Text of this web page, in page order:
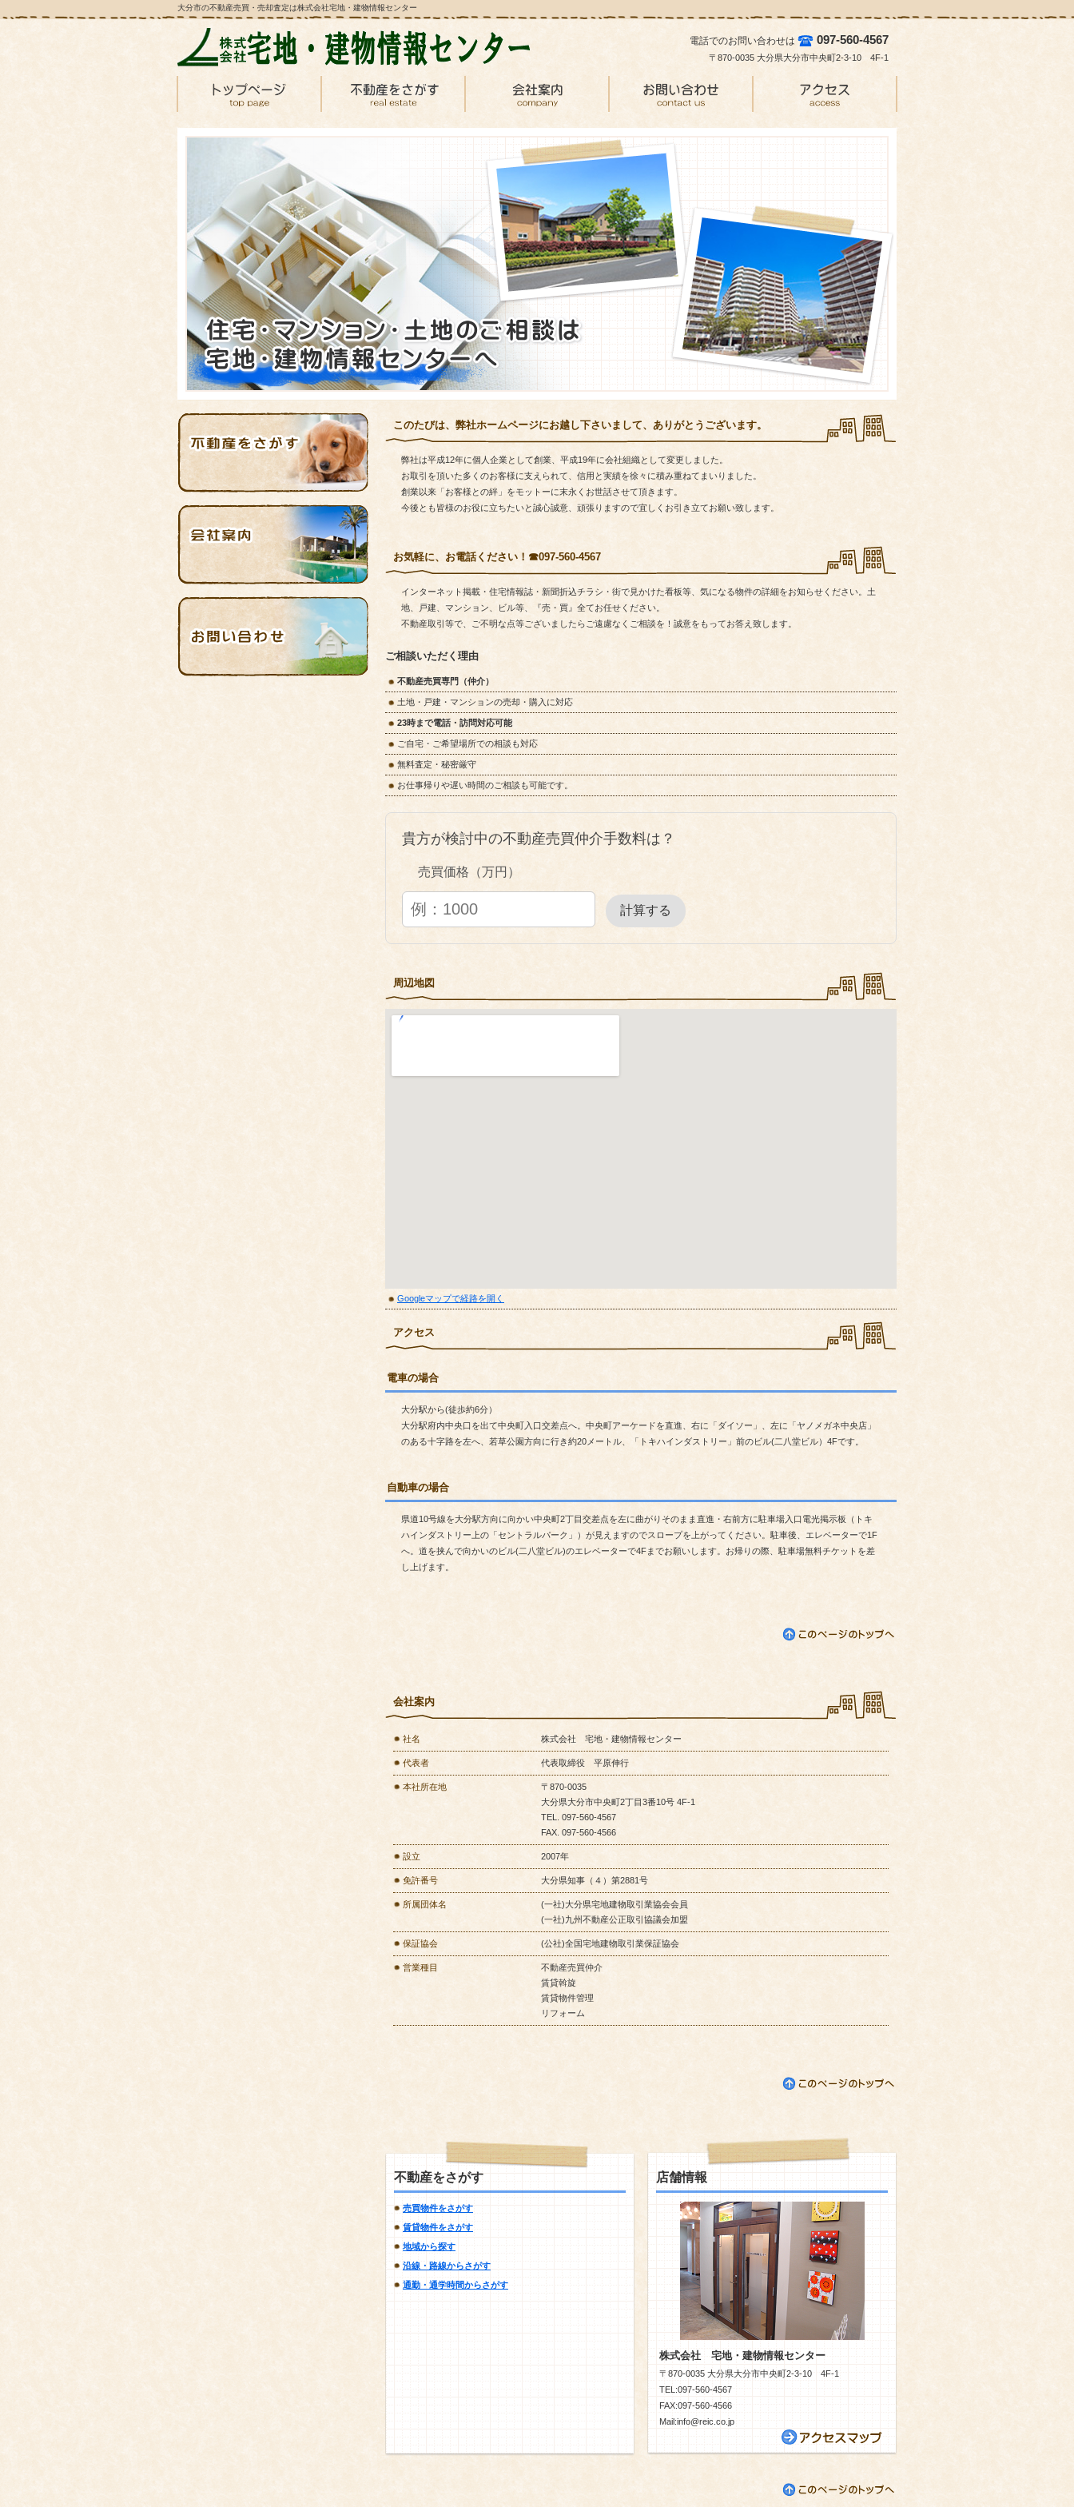
大分市の不動産売買・売却査定は株式会社宅地・建物情報センター
電話でのお問い合わせは 097-560-4567
〒870-0035 大分県大分市中央町2-3-10 4F-1
このたびは、弊社ホームページにお越し下さいまして、ありがとうございます。
弊社は平成12年に個人企業として創業、平成19年に会社組織として変更しました。
お取引を頂いた多くのお客様に支えられて、信用と実績を徐々に積み重ねてまいりました。
創業以来「お客様との絆」をモットーに末永くお世話させて頂きます。
今後とも皆様のお役に立ちたいと誠心誠意、頑張りますので宜しくお引き立てお願い致します。
お気軽に、お電話ください！☎097-560-4567
インターネット掲載・住宅情報誌・新聞折込チラシ・街で見かけた看板等、気になる物件の詳細をお知らせください。土
地、戸建、マンション、ビル等、『売・買』全てお任せください。
不動産取引等で、ご不明な点等ございましたらご遠慮なくご相談を！誠意をもってお答え致します。
ご相談いただく理由
不動産売買専門（仲介）
土地・戸建・マンションの売却・購入に対応
23時まで電話・訪問対応可能
ご自宅・ご希望場所での相談も対応
無料査定・秘密厳守
お仕事帰りや遅い時間のご相談も可能です。
貴方が検討中の不動産売買仲介手数料は？
売買価格（万円）
計算する
周辺地図
Googleマップで経路を開く
アクセス
電車の場合
大分駅から(徒歩約6分）
大分駅府内中央口を出て中央町入口交差点へ。中央町アーケードを直進、右に「ダイソー」、左に「ヤノメガネ中央店」
のある十字路を左へ、若草公園方向に行き約20メートル、「トキハインダストリー」前のビル(二八堂ビル）4Fです。
自動車の場合
県道10号線を大分駅方向に向かい中央町2丁目交差点を左に曲がりそのまま直進・右前方に駐車場入口電光掲示板（トキ
ハインダストリー上の「セントラルパーク」）が見えますのでスロープを上がってください。駐車後、エレベーターで1F
へ。道を挟んで向かいのビル(二八堂ビル)のエレベーターで4Fまでお願いします。お帰りの際、駐車場無料チケットを差
し上げます。
会社案内
社名 株式会社 宅地・建物情報センター
代表者 代表取締役 平原伸行
本社所在地
〒870-0035
大分県大分市中央町2丁目3番10号 4F-1
TEL. 097-560-4567
FAX. 097-560-4566
設立 2007年
免許番号 大分県知事（４）第2881号
所属団体名
(一社)大分県宅地建物取引業協会会員
(一社)九州不動産公正取引協議会加盟
保証協会 (公社)全国宅地建物取引業保証協会
営業種目
不動産売買仲介
賃貸斡旋
賃貸物件管理
リフォーム
不動産をさがす
売買物件をさがす
賃貸物件をさがす
地域から探す
沿線・路線からさがす
通勤・通学時間からさがす
店舗情報
株式会社 宅地・建物情報センター
〒870-0035 大分県大分市中央町2-3-10 4F-1
TEL:097-560-4567
FAX:097-560-4566
Mail:info@reic.co.jp